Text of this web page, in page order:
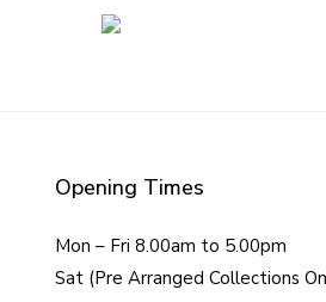
Opening Times
Mon – Fri 8.00am to 5.00pm
Sat (Pre Arranged Collections